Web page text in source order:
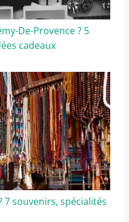
De-Provence ? 5
cadeaux
7 souvenirs, spécialités